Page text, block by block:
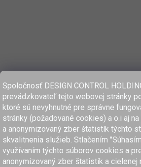
Spoločnosť DESIGN CONTROL
prevádzkovateľ tejto webovej stránky
ktoré sú nevyhnutné pre správne
stránky (požadované cookies) a o.i aj
a anonymizovaný zber štatistík týchto
skvalitnenia služieb. Stlačením
využívaním týchto súborov cookies a
anonymizovaný zber štatistík a cielenej